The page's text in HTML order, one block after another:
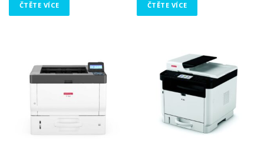
ČTĚTE VÍCE ČTĚTE VÍCE